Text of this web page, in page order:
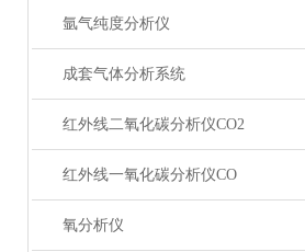
氩气纯度分析仪
成套气体分析系统
红外线二氧化碳分析仪CO2
红外线一氧化碳分析仪CO
氧分析仪